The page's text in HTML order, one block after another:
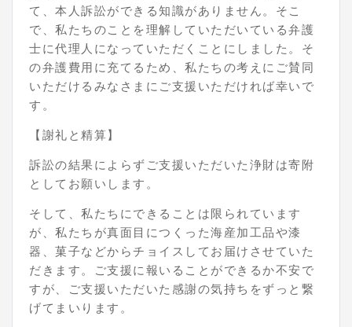
て、本人訴訟ができる知識がありません。そこ
で、私たちのことを理解していただいている弁護
士に代理人になっていただくことにしました。そ
の弁護費用に充てるため、私たちの考えにご賛同
いただけるみなさまにご支援いただければ幸いで
す。
【謝礼と精算】
訴訟の結果によらずご支援いただいた浄財は寄附
としてお願いします。
そして、私たちにできることは限られています
が、私たちが真面目につくった海産加工品や漆
器、菓子などからチョイスしてお届けさせていた
だきます。ご支援に報いることができるか不安で
すが、ご支援いただいた感謝の気持ちをずっと繋
げてまいります。